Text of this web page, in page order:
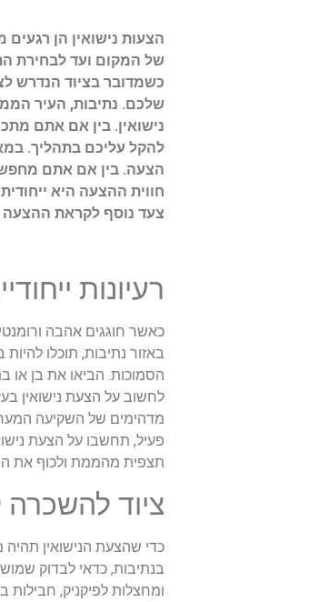
הצעות נישואין הן
של המקום ועד לבחירת
כשמדובר בציוד הנדרש
שלכם. נתיבות, העיר
נישואין. בין אם אתם
להקל עליכם בתהליך.
הצעה. בין אם אתם
חווית ההצעה היא
צעד נוסף לקראת ההצעה
רעיונות
כאשר חוגגים אהבה
באזור נתיבות, תוכלו
הסמוכות. הביאו את בן או
לחשוב על הצעת נישואין
מדהימים של השקיעה
פעיל, תחשבו על הצעת
תצפית מהממת ולכוף את
ציוד להשכרה
כדי שהצעת הנישואין תהיה
בנתיבות, כדאי לבדוק
ומחצלות לפיקניק, חבילות